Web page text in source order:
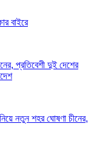
বাইরে
প্রতিবেশী দুই দেশের
নতুন শহর ঘোষণা চীনের,